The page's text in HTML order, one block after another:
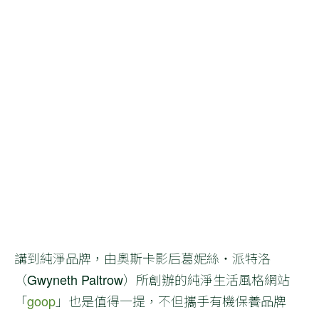
講到純淨品牌，由奧斯卡影后葛妮絲・派特洛
（Gwyneth Paltrow）所創辦的純淨生活風格網站
「goop」也是值得一提，不但攜手有機保養品牌